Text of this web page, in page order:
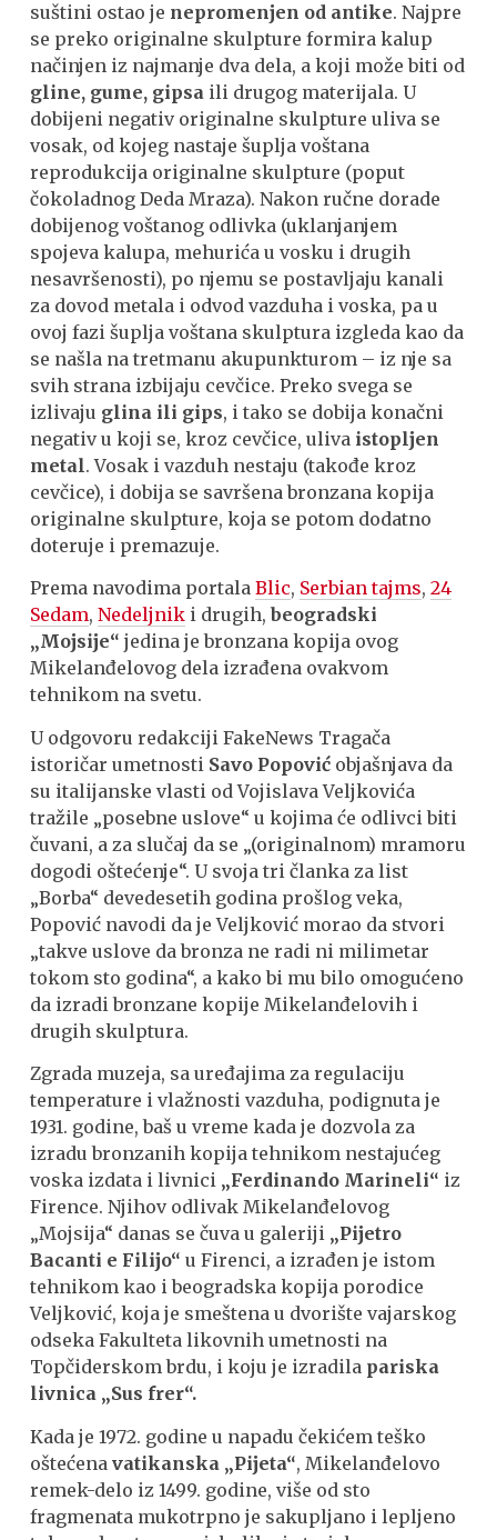
suštini ostao je nepromenjen od antike. Najpre
se preko originalne skulpture formira kalup
načinjen iz najmanje dva dela, a koji može biti od
gline, gume, gipsa ili drugog materijala. U
dobijeni negativ originalne skulpture uliva se
vosak, od kojeg nastaje šuplja voštana
reprodukcija originalne skulpture (poput
čokoladnog Deda Mraza). Nakon ručne dorade
dobijenog voštanog odlivka (uklanjanjem
spojeva kalupa, mehurića u vosku i drugih
nesavršenosti), po njemu se postavljaju kanali
za dovod metala i odvod vazduha i voska, pa u
ovoj fazi šuplja voštana skulptura izgleda kao da
se našla na tretmanu akupunkturom – iz nje sa
svih strana izbijaju cevčice. Preko svega se
izlivaju glina ili gips, i tako se dobija konačni
negativ u koji se, kroz cevčice, uliva istopljen
metal. Vosak i vazduh nestaju (takođe kroz
cevčice), i dobija se savršena bronzana kopija
originalne skulpture, koja se potom dodatno
doteruje i premazuje.
Prema navodima portalaBlic, Serbian tajms,24
Sedam,Nedeljnik i drugih,beogradski
„Mojsije“ jedina je bronzana kopija ovog
Mikelanđelovog dela izrađena ovakvom
tehnikom na svetu.
U odgovoru redakciji FakeNews Tragača
istoričar umetnosti Savo Popović objašnjava da
su italijanske vlasti od Vojislava Veljkovića
tražile „posebne uslove“ u kojima će odlivci biti
čuvani, a za slučaj da se „(originalnom) mramoru
dogodi oštećenje“. U svoja tri članka za list
„Borba“ devedesetih godina prošlog veka,
Popović navodi da je Veljković morao da stvori
„takve uslove da bronza ne radi ni milimetar
tokom sto godina“, a kako bi mu bilo omogućeno
da izradi bronzane kopije Mikelanđelovih i
drugih skulptura.
Zgrada muzeja, sa uređajima za regulaciju
temperature i vlažnosti vazduha, podignuta je
1931. godine, baš u vreme kada je dozvola za
izradu bronzanih kopija tehnikom nestajućeg
voska izdata i livnici „Ferdinando Marineli“ iz
Firence. Njihov odlivak Mikelanđelovog
„Mojsija“ danas se čuva u galeriji „Pijetro
Bacanti e Filijo“ u Firenci, a izrađen je istom
tehnikom kao i beogradska kopija porodice
Veljković, koja je smeštena u dvorište vajarskog
odseka Fakulteta likovnih umetnosti na
Topčiderskom brdu, i koju je izradila pariska
livnica „Sus frer“.
Kada je 1972. godine u napadu čekićem teško
oštećenavatikanska „Pijeta“, Mikelanđelovo
remek-delo iz 1499. godine, više od sto
fragmenata mukotrpno je sakupljano i lepljeno